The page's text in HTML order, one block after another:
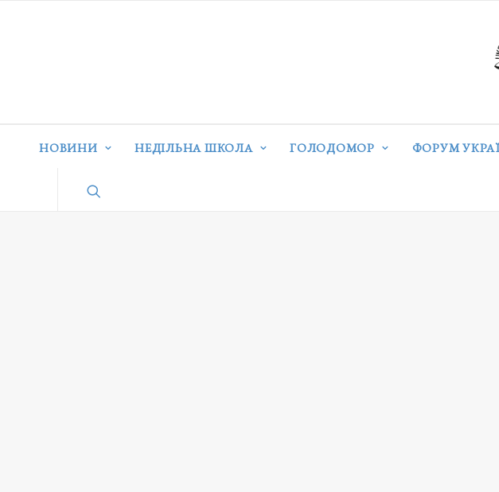
НОВИНИ НЕДІЛЬНА ШКОЛА ГОЛОДОМОР ФОРУМ